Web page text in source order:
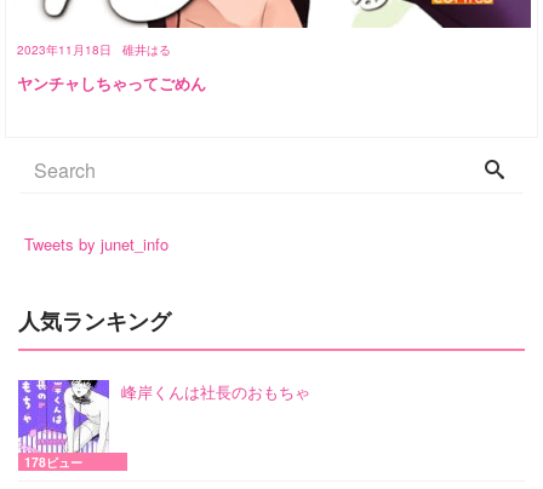
2023年11月18日 碓井はる
ヤンチャしちゃってごめん
Tweets by junet_info
人気ランキング
峰岸くんは社長のおもちゃ
178ビュー